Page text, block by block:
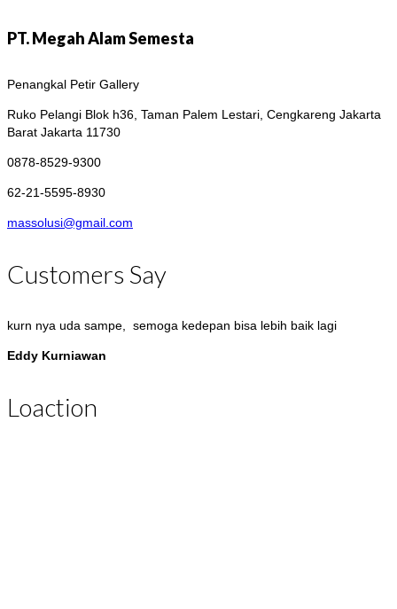
PT. Megah Alam Semesta
Penangkal Petir Gallery
Ruko Pelangi Blok h36, Taman Palem Lestari, Cengkareng Jakarta
Barat Jakarta 11730
0878-8529-9300
62-21-5595-8930
massolusi@gmail.com
Customers Say
kurn nya uda sampe, semoga kedepan bisa lebih baik lagi
Eddy Kurniawan
memuaskan dengan adanya Marketing yang kooperatif
Loaction